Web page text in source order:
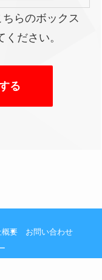
らのボックス
ださい。
概要
お問い合わせ